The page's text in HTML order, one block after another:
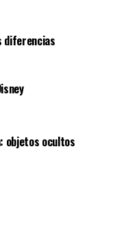
diferencias
objetos ocultos